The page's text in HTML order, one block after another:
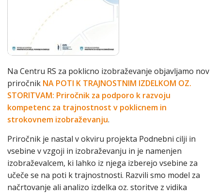
Na Centru RS za poklicno izobraževanje objavljamo nov
priročnik NA POTI K TRAJNOSTNIM IZDELKOM OZ.
STORITVAM: Priročnik za podporo k razvoju
kompetenc za trajnostnost v poklicnem in
strokovnem izobraževanju.
Priročnik je nastal v okviru projekta Podnebni cilji in
vsebine v vzgoji in izobraževanju in je namenjen
izobraževalcem, ki lahko iz njega izberejo vsebine za
učeče se na poti k trajnostnosti. Razvili smo model za
načrtovanje ali analizo izdelka oz. storitve z vidika